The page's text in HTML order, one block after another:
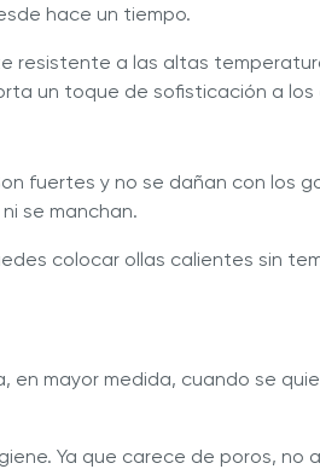
hace un tiempo.
resistente a las altas
un toque de sofisticación a los
fuertes y no se dañan con los
se manchan.
colocar ollas calientes sin
en mayor medida, cuando se
Ya que carece de poros, no